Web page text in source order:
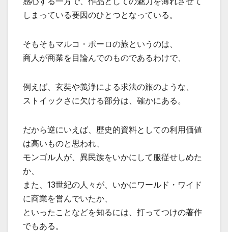
しまっている要因のひとつとなっている。
そもそもマルコ・ポーロの旅というのは、
商人が商業を目論んでのものであるわけで、
例えば、玄奘や義浄による求法の旅のような、
ストイックさに欠ける部分は、確かにある。
だから逆にいえば、歴史的資料としての利用価値
は高いものと思われ、
モンゴル人が、異民族をいかにして服従せしめた
か、
また、13世紀の人々が、いかにワールド・ワイド
に商業を営んでいたか、
といったことなどを知るには、打ってつけの著作
でもある。